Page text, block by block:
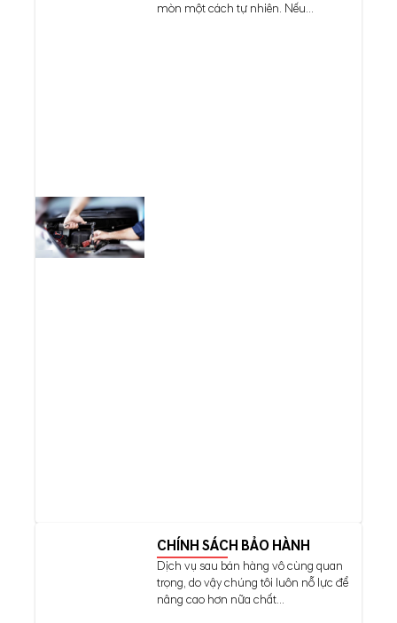
mòn một cách tự nhiên. Nếu...
CHÍNH SÁCH BẢO HÀNH
Dịch vụ sau bán hàng vô cùng quan
trọng, do vậy chúng tôi luôn nỗ lực để
nâng cao hơn nữa chất...